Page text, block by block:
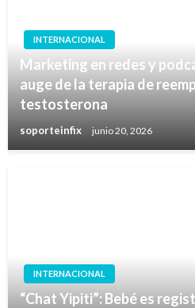
INTERNACIONAL
Marketing en redes y
auge de la terapia de
testosterona
soporteinfix junio 20, 2026
INTERNACIONAL
“Chat Yipiti”: Bebé es